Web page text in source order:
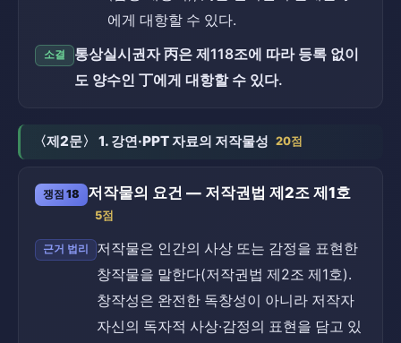
에게 대항할 수 있다.
소결
통상실시권자 丙은 제118조에 따라 등록 없이
도 양수인 丁에게 대항할 수 있다.
〈제2문〉 1. 강연·PPT 자료의 저작물성 20점
쟁점 18 저작물의 요건 — 저작권법 제2조 제1호
5점
근거 법리
저작물은 인간의 사상 또는 감정을 표현한
창작물을 말한다(저작권법 제2조 제1호).
창작성은 완전한 독창성이 아니라 저작자
자신의 독자적 사상·감정의 표현을 담고 있